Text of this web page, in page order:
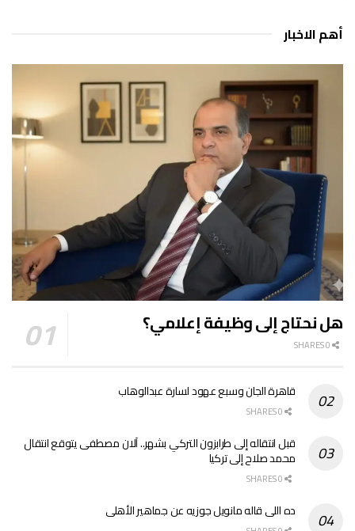
أهم الاخبار
هل نحتاج إلى وظيفة إعلامي؟
قاهرة الجان وسبع عهود لسارة عبدالوهاب
قبل انتقاله إلى طرابزون التركي بشهر.. آلان مصطفى يتوقع انتقال
محمد صلاح إلى تركيا
ده اللى قاله مانويل جوزيه عن جماهير الأهلى